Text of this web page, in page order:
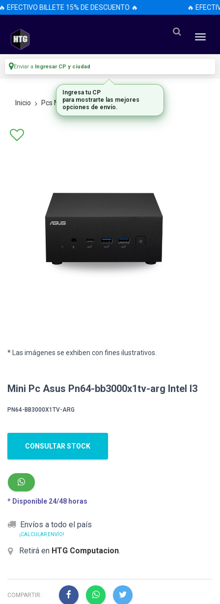
EFECTIVO BILLETE 15% DE DESCUENTO 🔥 🔥
Enviar a Ingresar CP y ciudad
Inicio Pcs Mini Todas Las Pcs Mini
* Las imágenes se exhiben con fines ilustrativos.
Mini Pc Asus Pn64-bb3000x1tv-arg Intel I3
PN64-BB3000X1TV-ARG
CONSULTAR STOCK
* Disponible 24/48 horas
Envíos a todo el país
¡CALCULAR ENVÍO!
Retirá en HTG Computacion.
COMPARTIR:
Ingresa tu CP
para mostrarte las mejores
opciones de envío.